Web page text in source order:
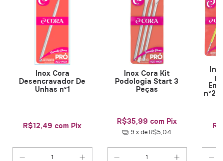
Inox Cora
Desencravador De
Unhas nº1
R$12,49 com Pix
Inox Cora Kit
Podologia Start 3
Peças
R$35,99 com Pix
9 x deR$5,04